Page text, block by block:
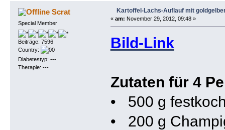
Scrat
Special Member
Beiträge: 7596
Country:
Diabetestyp: ---
Therapie: ---
Kartoffel-Lachs-Auflauf mit
« am: November 29, 2012, 09:48 »
Bild-Link
Zutaten für 4
• 500 g
• 200 g